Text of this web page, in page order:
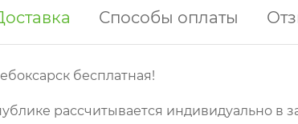
Способы оплаты
бесплатная!
рассчитывается индивидуально в